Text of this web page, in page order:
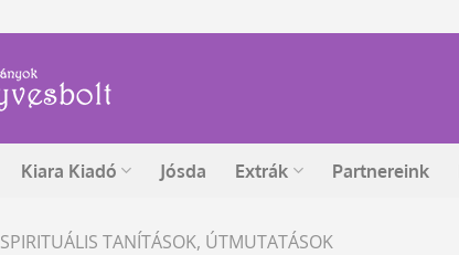
Kiara Kiadó Jósda Extrák Partnereink
SPIRITUÁLIS TANÍTÁSOK, ÚTMUTATÁSOK